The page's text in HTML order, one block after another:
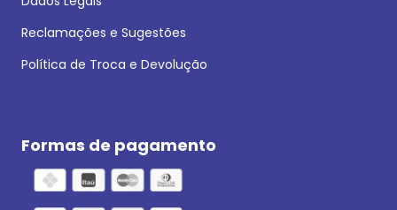
Reclamações e Sugestões
Política de Troca e Devolução
Formas de pagamento